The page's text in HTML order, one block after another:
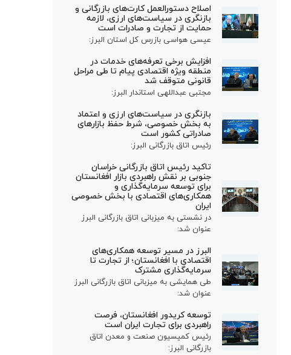
اصلاح دستورالعمل کارت‌های بازرگانی و
بازنگری در سیاست‌های ارزی، لازمه
حمایت از تجارت و صادرات است
عیسی هواسی بازرس کل استان البرز:
افزایش برخی تعرفه‌های خدمات در
منطقه ویژه اقتصادی پیام تا طی مراحل
قانونی متوقف شد
مجتبی عبداللهی استاندار البرز:
بازنگری در سیاست‌های ارزی و اعتماد
به بخش خصوصی، شرط حفظ بازارهای
صادراتی کشور است
رئیس اتاق بازرگانی البرز:
تاکید رئیس اتاق بازرگانی خراسان
جنوبی بر نقش راهبردی بازار افغانستان
برای توسعه سرمایه‌گذاری و
همکاری‌های اقتصادی با بخش خصوصی
ایران
در نشستی به میزبانی اتاق بازرگانی البرز
عنوان شد:
البرز در مسیر توسعه همکاری‌های
اقتصادی با افغانستان؛ از تجارت تا
سرمایه‌گذاری مشترک
طی همایشی به میزبانی اتاق بازرگانی البرز
عنوان شد:
توسعه کریدور افغانستان، فرصت
راهبردی برای تجارت ایران است
رئیس کمیسیون صنعت و معدن اتاق
بازرگانی البرز: